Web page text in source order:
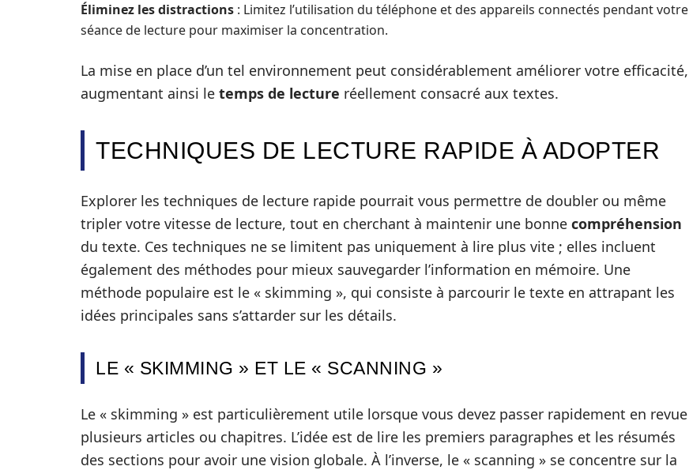
Éliminez les distractions : Limitez l’utilisation du téléphone et des appareils connectés pendant votre
séance de lecture pour maximiser la concentration.
La mise en place d’un tel environnement peut considérablement améliorer votre efficacité,
augmentant ainsi le temps de lecture réellement consacré aux textes.
TECHNIQUES DE LECTURE RAPIDE À ADOPTER
Explorer les techniques de lecture rapide pourrait vous permettre de doubler ou même
tripler votre vitesse de lecture, tout en cherchant à maintenir une bonne compréhension
du texte. Ces techniques ne se limitent pas uniquement à lire plus vite ; elles incluent
également des méthodes pour mieux sauvegarder l’information en mémoire. Une
méthode populaire est le « skimming », qui consiste à parcourir le texte en attrapant les
idées principales sans s’attarder sur les détails.
LE « SKIMMING » ET LE « SCANNING »
Le « skimming » est particulièrement utile lorsque vous devez passer rapidement en revue
plusieurs articles ou chapitres. L’idée est de lire les premiers paragraphes et les résumés
des sections pour avoir une vision globale. À l’inverse, le « scanning » se concentre sur la